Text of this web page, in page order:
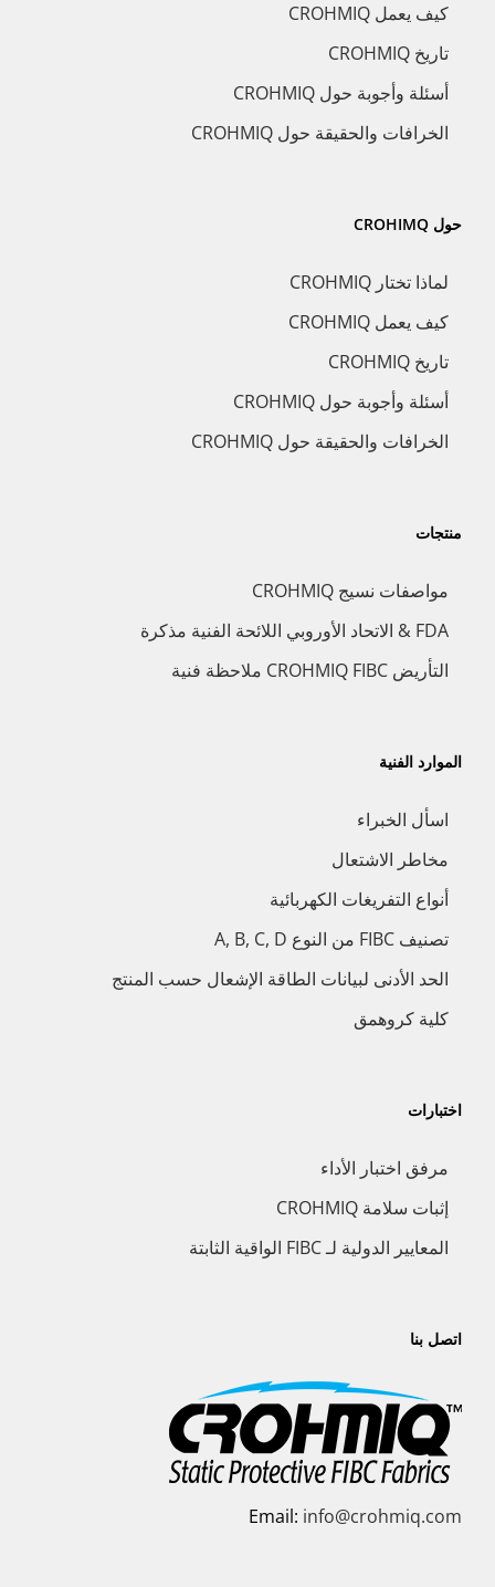
كيف يعمل CROHMIQ
تاريخ CROHMIQ
أسئلة وأجوبة حول CROHMIQ
الخرافات والحقيقة حول CROHMIQ
حول CROHIMQ
لماذا تختار CROHMIQ
كيف يعمل CROHMIQ
تاريخ CROHMIQ
أسئلة وأجوبة حول CROHMIQ
الخرافات والحقيقة حول CROHMIQ
منتجات
مواصفات نسيج CROHMIQ
FDA & الاتحاد الأوروبي اللائحة الفنية مذكرة
التأريض CROHMIQ FIBC ملاحظة فنية
الموارد الفنية
اسأل الخبراء
مخاطر الاشتعال
أنواع التفريغات الكهربائية
تصنيف FIBC من النوع A, B, C, D
الحد الأدنى لبيانات الطاقة الإشعال حسب المنتج
كلية كروهمق
اختبارات
مرفق اختبار الأداء
إثبات سلامة CROHMIQ
المعايير الدولية لـ FIBC الواقية الثابتة
اتصل بنا
Email: info@crohmiq.com